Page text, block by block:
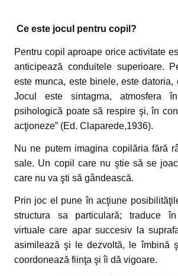
Ce este jocul pentru copil?
Pentru copil aproape orice activitate
anticipează conduitele superioare.
este munca, este binele, este datoria,
Jocul este sintagma, atmosfera
psihologică poate să respire şi, în
acţioneze” (Ed. Claparede,1936).
Nu ne putem imagina copilăria fără
sale. Un copil care nu ştie să se
care nu va şti să gândească.
Prin joc el pune în acţiune
structura sa particulară; traduce
virtuale care apar succesiv la
asimilează şi le dezvoltă, le îmbină
coordonează fiinţa şi îi dă vigoare.